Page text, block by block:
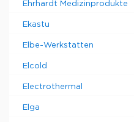
Ehrhardt Medizinprodukte
Ekastu
Elbe-Werkstatten
Elcold
Electrothermal
Elga